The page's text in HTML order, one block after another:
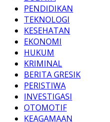
PENDIDIKAN
TEKNOLOGI
KESEHATAN
EKONOMI
HUKUM
KRIMINAL
BERITA GRESIK
PERISTIWA
INVESTIGASI
OTOMOTIF
KEAGAMAAN